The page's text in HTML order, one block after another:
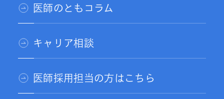
医師のともコラム
キャリア相談
医師採用担当の方はこちら